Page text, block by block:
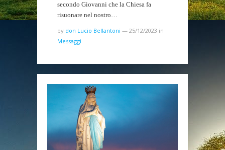
secondo Giovanni che la Chiesa fa
risuonare nel nostro…
by don Lucio Bellantoni — 25/12/2023 in
Messaggi